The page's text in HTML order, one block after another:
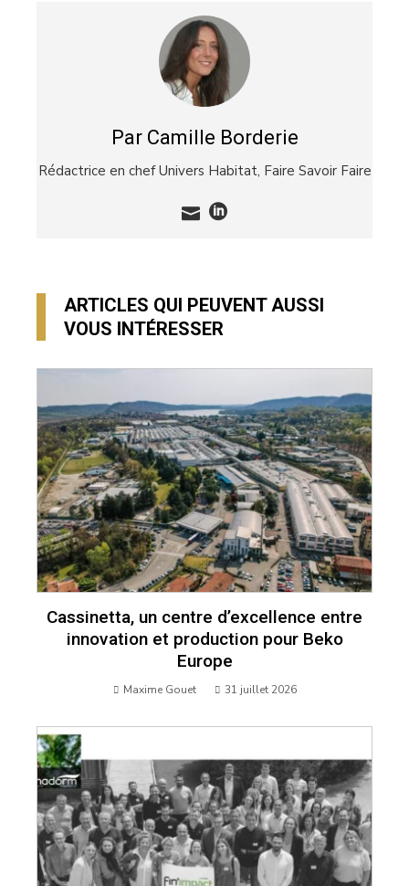
Par Camille Borderie
Rédactrice en chef Univers Habitat, Faire Savoir Faire
ARTICLES QUI PEUVENT AUSSI
VOUS INTÉRESSER
Cassinetta, un centre d’excellence entre
innovation et production pour Beko
Europe
Maxime Gouet 31 juillet 2026